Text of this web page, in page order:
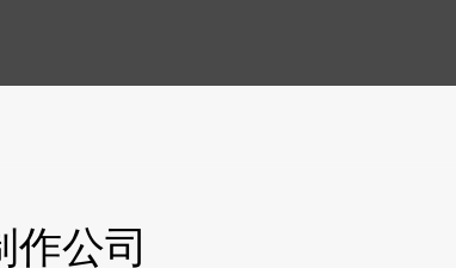
作公司